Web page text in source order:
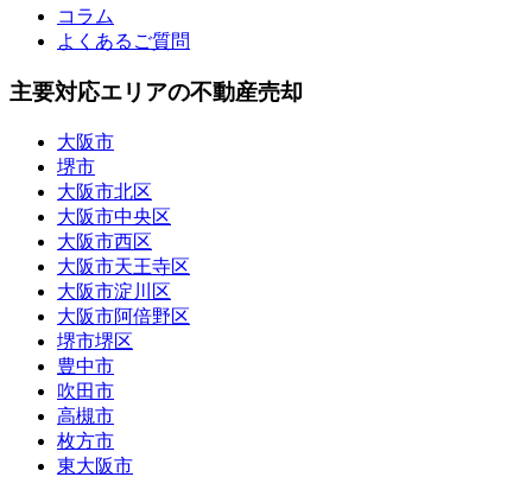
コラム
よくあるご質問
主要対応エリアの不動産売却
大阪市
堺市
大阪市北区
大阪市中央区
大阪市西区
大阪市天王寺区
大阪市淀川区
大阪市阿倍野区
堺市堺区
豊中市
吹田市
高槻市
枚方市
東大阪市